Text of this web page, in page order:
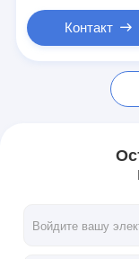
печать
бумажные
банковКонтакт